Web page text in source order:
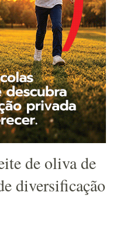
de oliva de
diversificação